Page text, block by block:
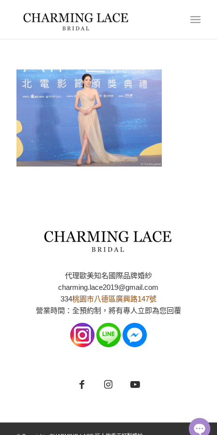
代理歐美知名國際品牌婚紗
charming.lace2019@gmail.com
334桃園市八德區廣興路147號
營業時間：全預約制，將有專人立即為您回覆